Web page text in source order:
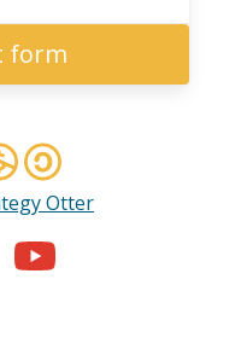
form
Otter